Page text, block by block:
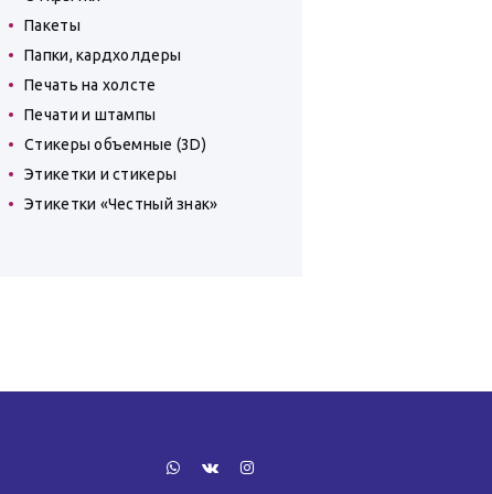
Пакеты
Папки, кардхолдеры
Печать на холсте
Печати и штампы
Стикеры объемные (3D)
Этикетки и стикеры
Этикетки «Честный знак»